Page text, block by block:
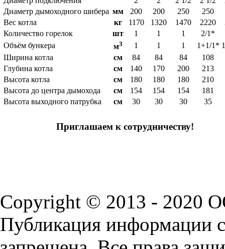
Диаметр дымоходного шибера мм 200 200 250
250
Вес котла
кг 1170 1320 1470 2220
Количество горелок
шт 1 1 1
2/1*
Объём бункера
м3 1 1 1 1+1/1*
Ширина котла
см 84 84 84
108
Глубина котла
см 140 170 200
213
Высота котла
см 180 180 180
210
Высота до центра дымохода
см 154 154 154
181
Высота выходного патрубка
см 30 30 30 35
Приглашаем к сотрудничеству!
Copyright © 2013 - 2020
Публикация информации